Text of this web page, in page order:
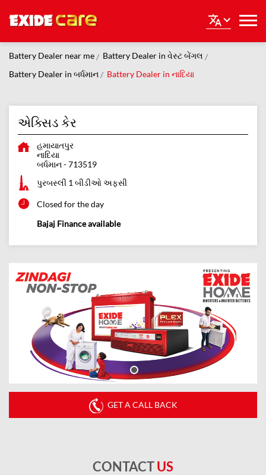
Battery Dealer near me
Battery Dealer in વેસ્ટ બેંગલ
Battery Dealer in બર્ધમાન
Battery Dealer in નાદિયા
એક્સિડ કેર
હમાયાતપુર
નાદિયા
બર્ધમાન -713519
પુરબસ્લી 1 બીડીઓ અફસી
Closed for the day
Bajaj Finance available
GET A CALL BACK
CONTACTUS